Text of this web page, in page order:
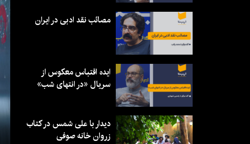
مصائب نقد ادبی در ایران
ایده اقتباس معکوس از
سریال «در انتهای شب»
دیدار با علی شمس در کتاب
زروان خانه صوفی